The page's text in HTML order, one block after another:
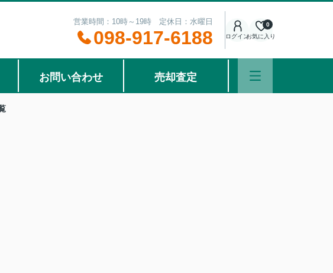
営業時間：10時～19時 定休日：水曜日
098-917-6188 ログインお気に入り
0
お問い合わせ 売却査定